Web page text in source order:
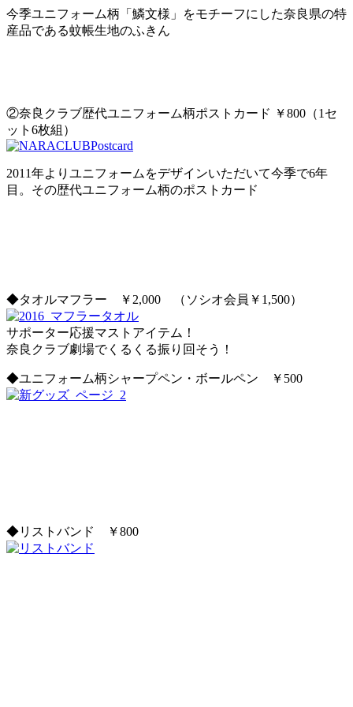
今季ユニフォーム柄「鱗文様」をモチーフにした奈良県の特
産品である蚊帳生地のふきん
②奈良クラブ歴代ユニフォーム柄ポストカード ￥800（1セ
ット6枚組）
2011年よりユニフォームをデザインいただいて今季で6年
目。その歴代ユニフォーム柄のポストカード
◆タオルマフラー ￥2,000 （ソシオ会員￥1,500）
サポーター応援マストアイテム！
奈良クラブ劇場でくるくる振り回そう！
◆ユニフォーム柄シャープペン・ボールペン ￥500
◆リストバンド ￥800